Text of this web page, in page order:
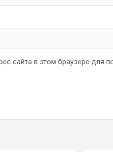
сайта в этом браузере для